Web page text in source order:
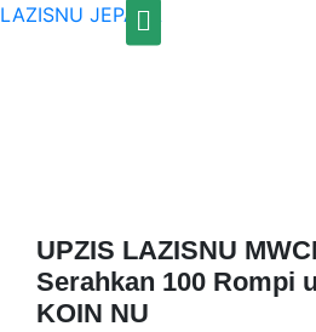
LAZISNU JEPARA
Menu
UPZIS LAZISNU
Serahkan 100 Rompi
KOIN NU